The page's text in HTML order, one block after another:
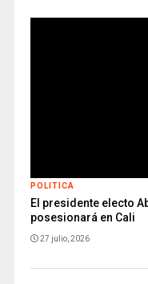
POLITICA
El presidente electo
posesionará en Cali
27 julio, 2026